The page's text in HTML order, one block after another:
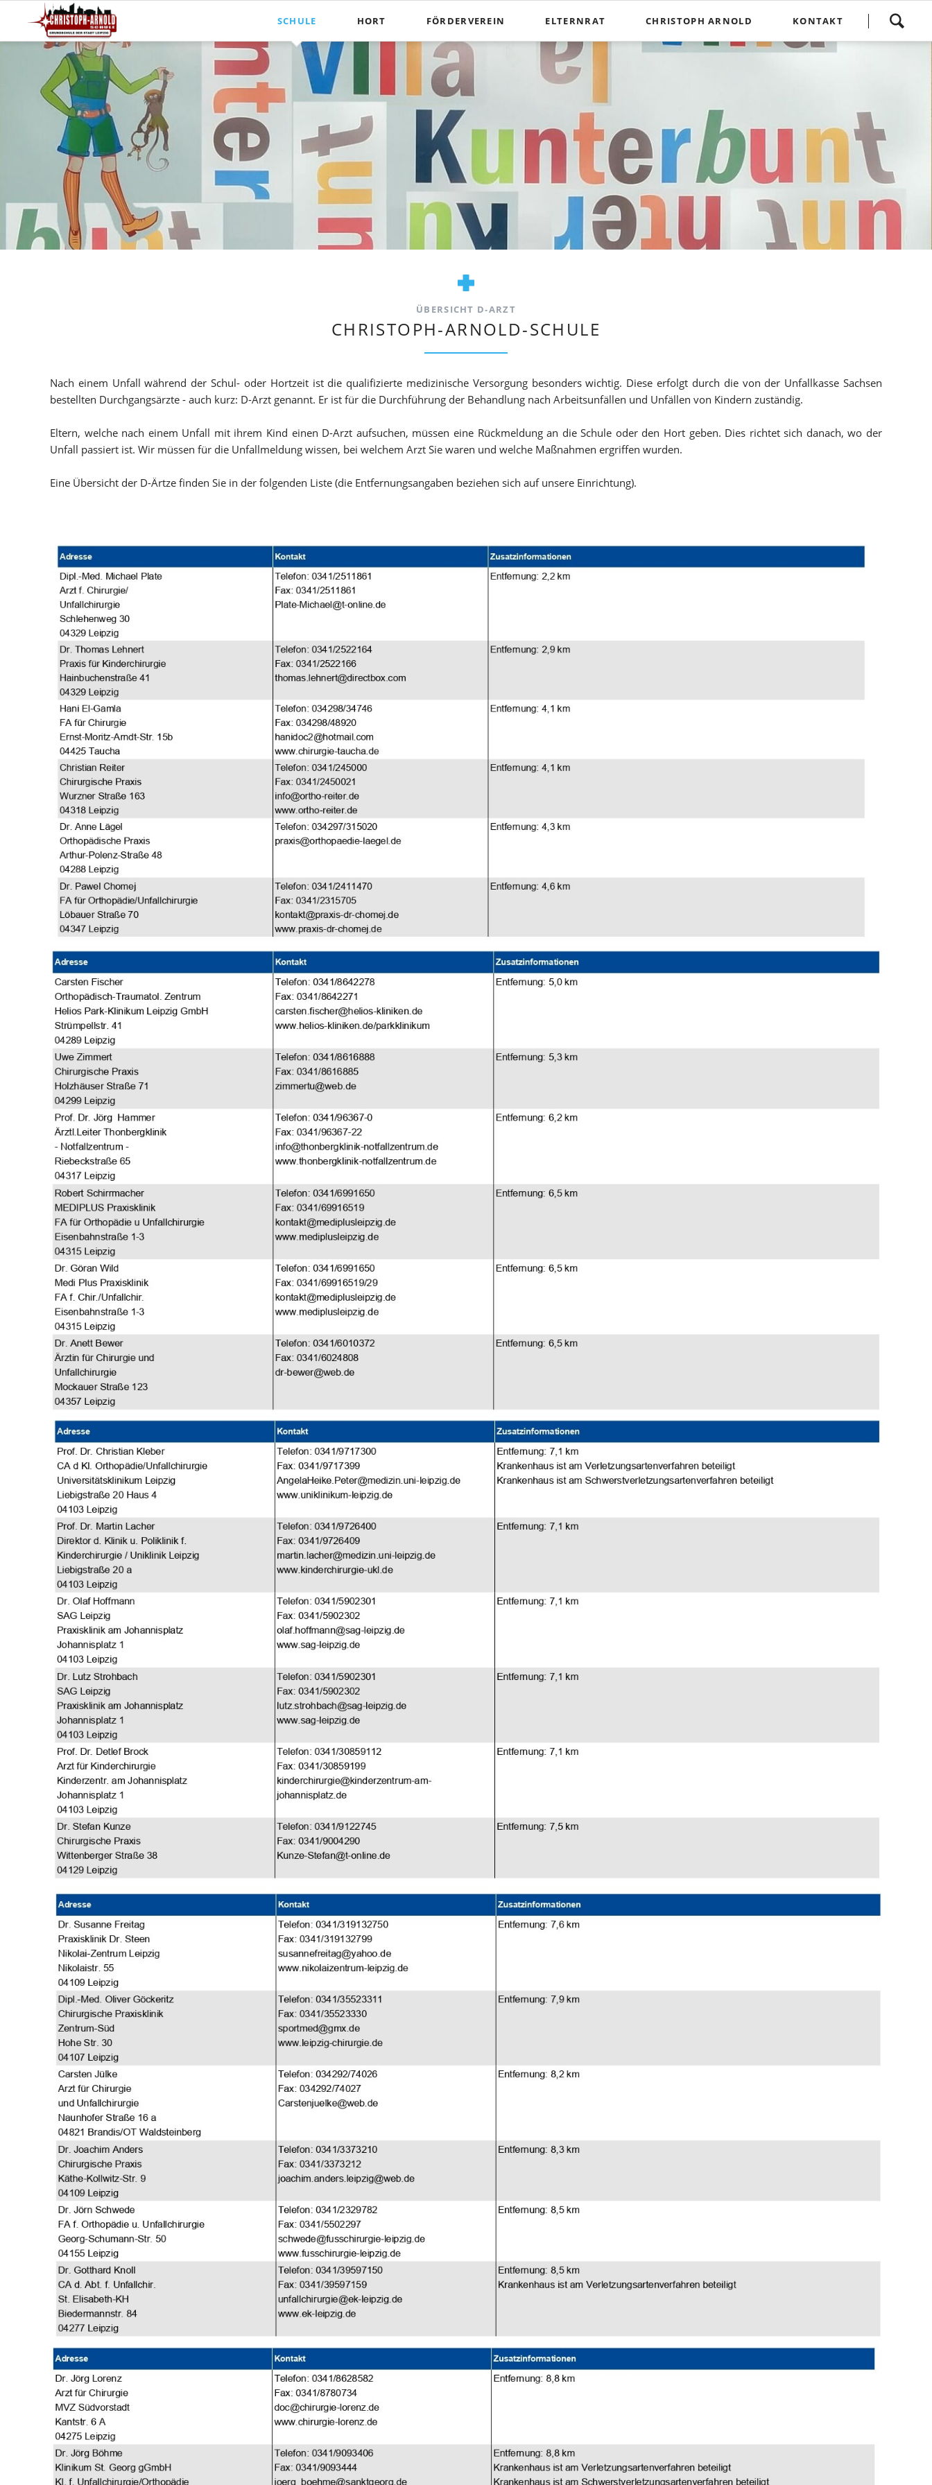
überspringen
SCHULE
Aktuelle Informationen
Unsere Schule
Mittagsversorgung
Schulanfängerinformationen
Schulregeln/Hausordnung
HORT
Angebote im Hort
Hortanmeldung
Unser Projekt - Kinder lösen Konflikte selbst
Ferien
Schließzeiten im Schuljahr 2025/2026
Tagesablauf
Hygienekonzept
Information für Schulanfänger 2026/2027
Kontaktinformationen
Beschwerdemanagment
Formulare
FÖRDERVEREIN ELTERNRAT
Elternvertretung
Elternabend
Elternrat
Schulkonferenz
Wissen CAS
Abkürzungen & Links
Downloads
CHRISTOPH ARNOLD KONTAKT
ÜBERSICHT D-ARZT
CHRISTOPH-ARNOLD-SCHULE
Nach einem Unfall während der Schul- oder Hortzeit ist die qualifizierte medizinische Versorgung besonders wichtig. Diese erfolgt durch die von der Unfallkasse Sachsen
bestellten Durchgangsärzte - auch kurz: D-Arzt genannt. Er ist für die Durchführung der Behandlung nach Arbeitsunfällen und Unfällen von Kindern zuständig.
Eltern, welche nach einem Unfall mit ihrem Kind einen D-Arzt aufsuchen, müssen eine Rückmeldung an die Schule oder den Hort geben. Dies richtet sich danach, wo der
Unfall passiert ist. Wir müssen für die Unfallmeldung wissen, bei welchem Arzt Sie waren und welche Maßnahmen ergriffen wurden.
Eine Übersicht der D-Ärtze finden Sie in der folgenden Liste (die Entfernungsangaben beziehen sich auf unsere Einrichtung).